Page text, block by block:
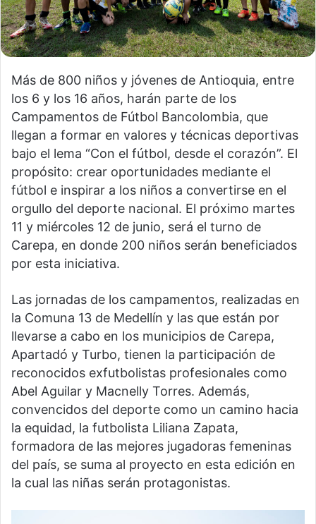
Más de 800 niños y jóvenes de Antioquia, entre
los 6 y los 16 años, harán parte de los
Campamentos de Fútbol Bancolombia, que
llegan a formar en valores y técnicas deportivas
bajo el lema “Con el fútbol, desde el corazón”. El
propósito: crear oportunidades mediante el
fútbol e inspirar a los niños a convertirse en el
orgullo del deporte nacional. El próximo martes
11 y miércoles 12 de junio, será el turno de
Carepa, en donde 200 niños serán beneficiados
por esta iniciativa.
Las jornadas de los campamentos, realizadas en
la Comuna 13 de Medellín y las que están por
llevarse a cabo en los municipios de Carepa,
Apartadó y Turbo, tienen la participación de
reconocidos exfutbolistas profesionales como
Abel Aguilar y Macnelly Torres. Además,
convencidos del deporte como un camino hacia
la equidad, la futbolista Liliana Zapata,
formadora de las mejores jugadoras femeninas
del país, se suma al proyecto en esta edición en
la cual las niñas serán protagonistas.